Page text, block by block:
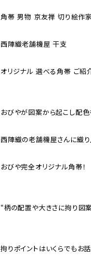
角帯 男物 京友禅 切り絵作
西陣織老舗機屋 干支
オリジナル 選べる角帯 ご紹介
おびやが図案から起こし配
西陣織の老舗機屋さんに織
おびや完全オリジナル角帯！
“柄の配置や大きさに拘り図
拘りポイントはいくらでもお